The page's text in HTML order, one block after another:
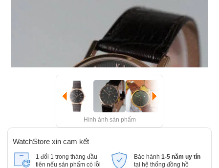
Hình ảnh sản phẩm
WatchStore xin cam kết
1 đổi 1 trong tháng đầu
tiên nếu sản phẩm có lỗi
Bảo hành 1-5 năm uy tín
tại hệ thống đồng hồ